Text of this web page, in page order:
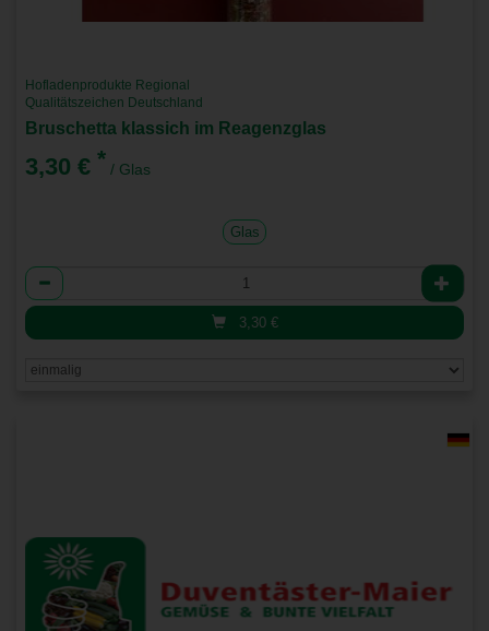
Hofladenprodukte Regional
Qualitätszeichen Deutschland
Bruschetta klassich im Reagenzglas
3,30 € * / Glas
Glas
Anzahl
3,30 €